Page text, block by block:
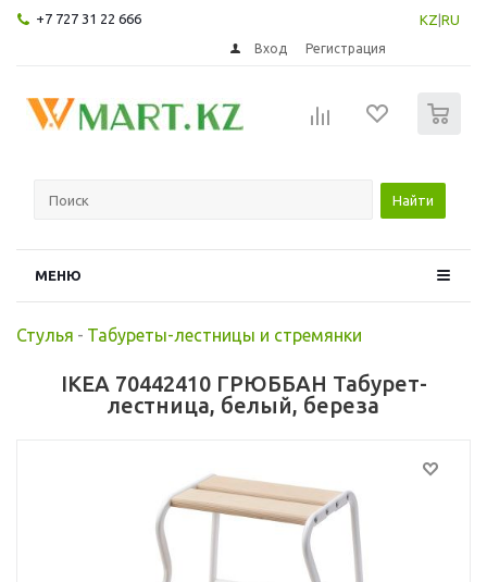
+7 727 31 22 666 KZ RU
Вход Регистрация
Найти
МЕНЮ
Стулья - Табуреты-лестницы и стремянки
IKEA 70442410 ГРЮББАН Табурет-
лестница, белый, береза